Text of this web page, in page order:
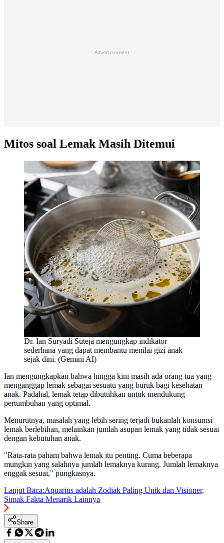
Advertisement
Mitos soal Lemak Masih Ditemui
Dr. Ian Suryadi Suteja mengungkap indikator
sederhana yang dapat membantu menilai gizi anak
sejak dini. (Gemini AI)
Ian mengungkapkan bahwa hingga kini masih ada orang tua yang
menganggap lemak sebagai sesuatu yang buruk bagi kesehatan
anak. Padahal, lemak tetap dibutuhkan untuk mendukung
pertumbuhan yang optimal.
Menurutnya, masalah yang lebih sering terjadi bukanlah konsumsi
lemak berlebihan, melainkan jumlah asupan lemak yang tidak sesuai
dengan kebutuhan anak.
"Rata-rata paham bahwa lemak itu penting. Cuma beberapa
mungkin yang salahnya jumlah lemaknya kurang. Jumlah lemaknya
enggak sesuai," pungkasnya.
Lanjut Baca:Aquarius adalah Zodiak Paling Unik dan Visioner,
Simak Fakta Menarik Lainnya
Share